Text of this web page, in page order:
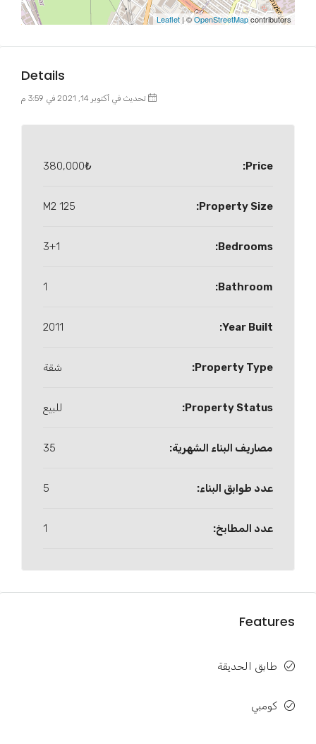
Leaflet | ©OpenStreetMapcontributors
Details
تحديث في أكتوبر 14, 2021 في 3:59 م
Price:
380,000₺
Property Size:
125 M2
Bedrooms:
3+1
Bathroom:
1
Year Built:
2011
Property Type: شقة
Property Status: للبيع
مصاريف البناء الشهرية: 35
عدد طوابق البناء: 5
عدد المطابخ: 1
Features
طابق الحديقة
كومبي